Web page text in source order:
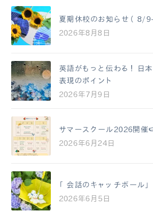
夏期休校のお知らせ（8/
2026年8月8日
英語がもっと伝わる！日
表現のポイント
2026年7月9日
サマースクール2026開催
2026年6月24日
「会話のキャッチボール
2026年6月5日